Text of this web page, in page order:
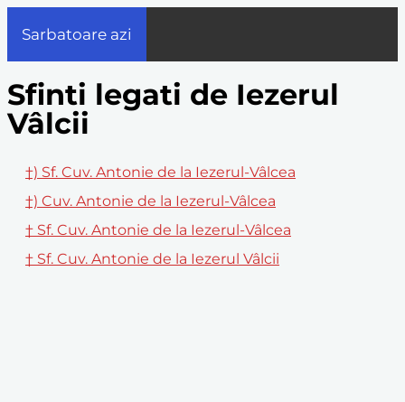
Sarbatoare azi
Sfinti legati de Iezerul
Vâlcii
†) Sf. Cuv. Antonie de la Iezerul-Vâlcea
†) Cuv. Antonie de la Iezerul-Vâlcea
† Sf. Cuv. Antonie de la Iezerul-Vâlcea
† Sf. Cuv. Antonie de la Iezerul Vâlcii